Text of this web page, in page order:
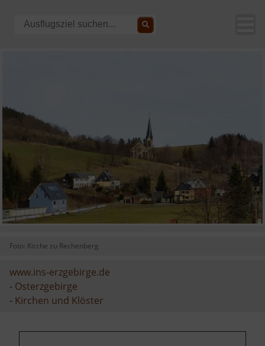
Foto: Kirche zu Rechenberg
www.ins-erzgebirge.de
- Osterzgebirge
- Kirchen und Klöster